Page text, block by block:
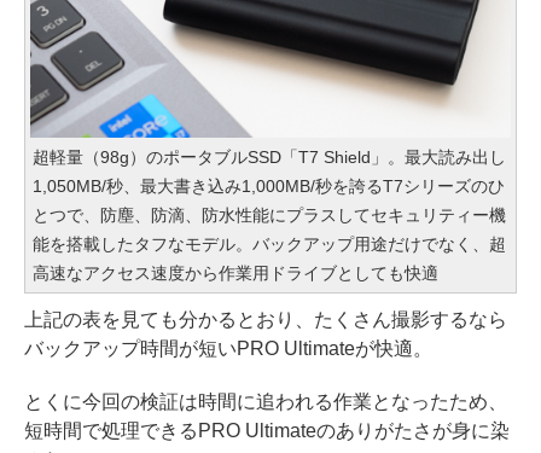
超軽量（98g）のポータブルSSD「T7 Shield」。最大読み出し
1,050MB/秒、最大書き込み1,000MB/秒を誇るT7シリーズのひ
とつで、防塵、防滴、防水性能にプラスしてセキュリティー機
能を搭載したタフなモデル。バックアップ用途だけでなく、超
高速なアクセス速度から作業用ドライブとしても快適
上記の表を見ても分かるとおり、たくさん撮影するなら
バックアップ時間が短いPRO Ultimateが快適。
とくに今回の検証は時間に追われる作業となったため、
短時間で処理できるPRO Ultimateのありがたさが身に染